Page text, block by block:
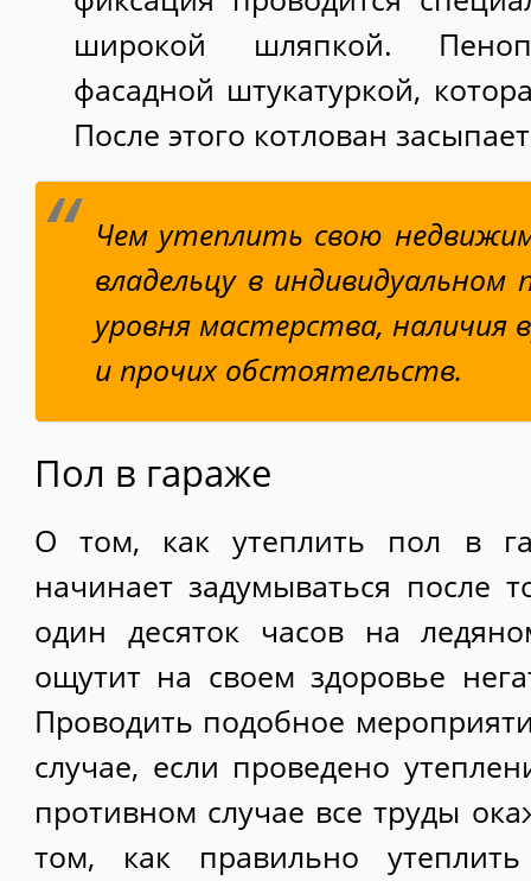
широкой шляпкой.
фасадной штукатуркой,
После этого котлован
Чем утеплить свою
владельцу в индивидуальном
уровня мастерства, наличия
и прочих обстоятельств.
Пол в гараже
О том, как утеплить пол в
начинает задумываться после
один десяток часов на
ощутит на своем здоровье
Проводить подобное
случае, если проведено
противном случае все труды
том, как правильно